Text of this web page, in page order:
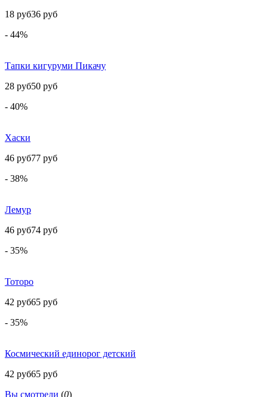
18 руб36 руб
- 44%
Тапки кигуруми Пикачу
28 руб50 руб
- 40%
Хаски
46 руб77 руб
- 38%
Лемур
46 руб74 руб
- 35%
Тоторо
42 руб65 руб
- 35%
Космический единорог детский
42 руб65 руб
Вы смотрели (0)